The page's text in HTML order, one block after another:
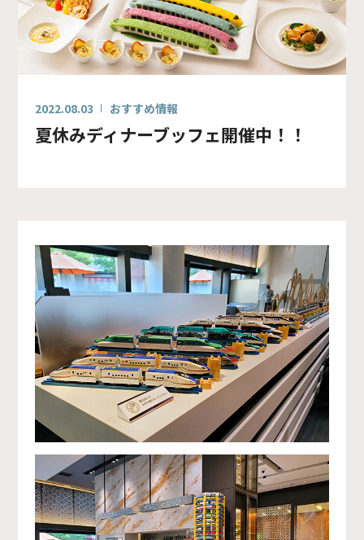
2022.08.03 おすすめ情報
夏休みディナーブッフェ開催中！！